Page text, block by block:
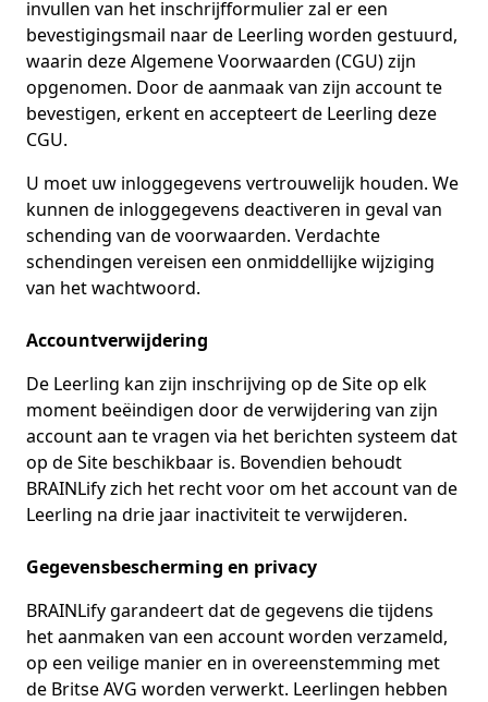
invullen van het inschrijfformulier zal er een
bevestigingsmail naar de Leerling worden gestuurd,
waarin deze Algemene Voorwaarden (CGU) zijn
opgenomen. Door de aanmaak van zijn account te
bevestigen, erkent en accepteert de Leerling deze
CGU.
U moet uw inloggegevens vertrouwelijk houden. We
kunnen de inloggegevens deactiveren in geval van
schending van de voorwaarden. Verdachte
schendingen vereisen een onmiddellijke wijziging
van het wachtwoord.
Accountverwijdering
De Leerling kan zijn inschrijving op de Site op elk
moment beëindigen door de verwijdering van zijn
account aan te vragen via het berichten systeem dat
op de Site beschikbaar is. Bovendien behoudt
BRAINLify zich het recht voor om het account van de
Leerling na drie jaar inactiviteit te verwijderen.
Gegevensbescherming en privacy
BRAINLify garandeert dat de gegevens die tijdens
het aanmaken van een account worden verzameld,
op een veilige manier en in overeenstemming met
de Britse AVG worden verwerkt. Leerlingen hebben